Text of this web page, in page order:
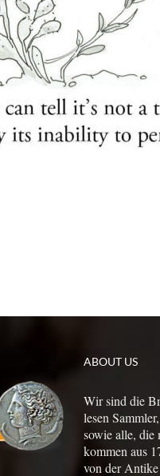
ABOUT US
Wir sind die
lesen
sowie alle, die
kommen aus
von der